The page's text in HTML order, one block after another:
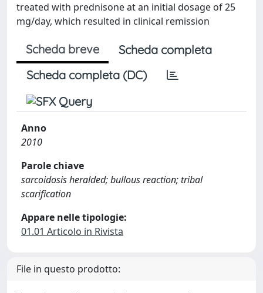
treated with prednisone at an initial dosage of 25
mg/day, which resulted in clinical remission
Scheda breve
Scheda completa
Scheda completa (DC)
Anno
2010
Parole chiave
sarcoidosis heralded; bullous reaction; tribal
scarification
Appare nelle tipologie:
01.01 Articolo in Rivista
File in questo prodotto: